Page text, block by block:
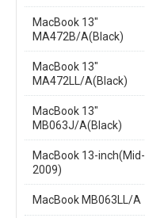
MacBook 13"
MA472B/A(Black)
MacBook 13"
MA472LL/A(Black)
MacBook 13"
MB063J/A(Black)
MacBook 13-inch(Mid-
2009)
MacBook MB063LL/A